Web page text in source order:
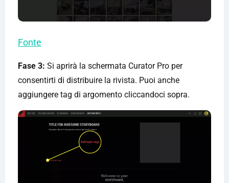
Fonte
Fase 3: Si aprirà la schermata Curator Pro per
consentirti di distribuire la rivista. Puoi anche
aggiungere tag di argomento cliccandoci sopra.